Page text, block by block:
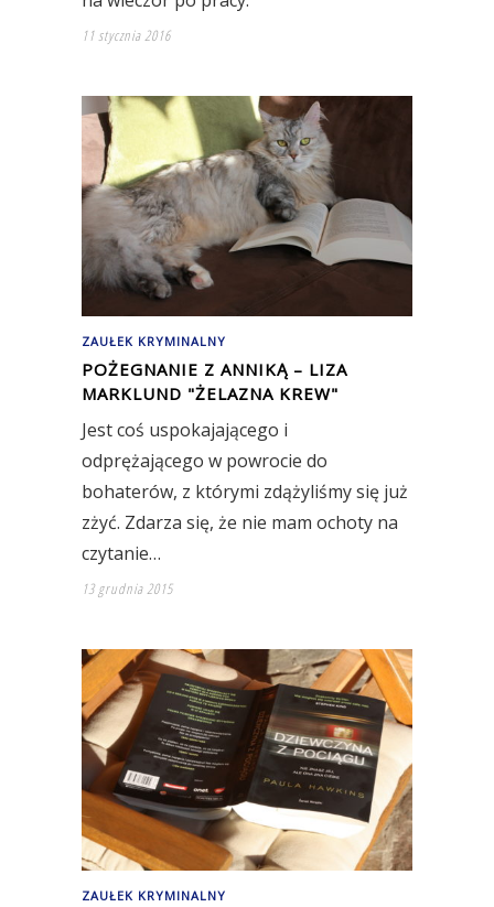
11 stycznia 2016
ZAUŁEK KRYMINALNY
POŻEGNANIE Z ANNIKĄ – LIZA
MARKLUND "ŻELAZNA KREW"
Jest coś uspokajającego i
odprężającego w powrocie do
bohaterów, z którymi zdążyliśmy się już
zżyć. Zdarza się, że nie mam ochoty na
czytanie…
13 grudnia 2015
ZAUŁEK KRYMINALNY